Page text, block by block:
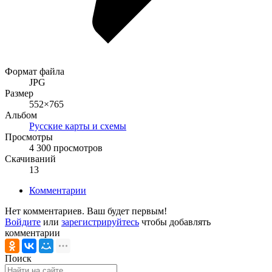
Формат файла
JPG
Размер
552×765
Альбом
Русские карты и схемы
Просмотры
4 300 просмотров
Скачиваний
13
Комментарии
Нет комментариев. Ваш будет первым!
Войдите или зарегистрируйтесь чтобы добавлять
комментарии
Поиск